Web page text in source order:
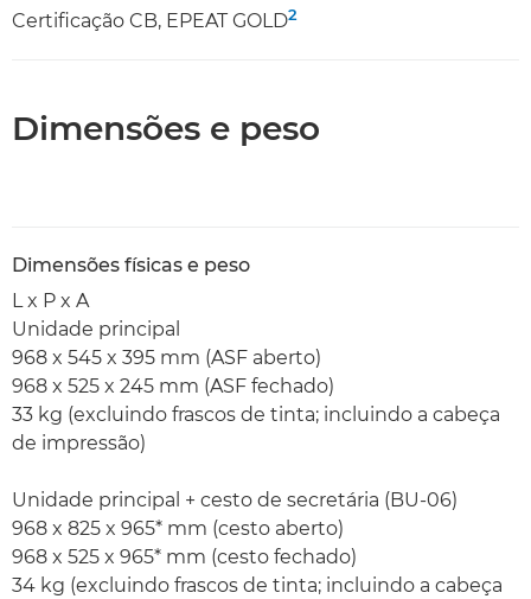
Certificação CB, EPEAT GOLD2
Dimensões e peso
Dimensões físicas e peso
L x P x A
Unidade principal
968 x 545 x 395 mm (ASF aberto)
968 x 525 x 245 mm (ASF fechado)
33 kg (excluindo frascos de tinta; incluindo a cabeça
de impressão)
Unidade principal + cesto de secretária (BU-06)
968 x 825 x 965* mm (cesto aberto)
968 x 525 x 965* mm (cesto fechado)
34 kg (excluindo frascos de tinta; incluindo a cabeça